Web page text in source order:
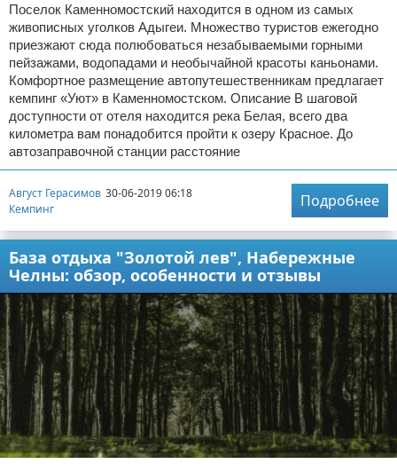
Поселок Каменномостский находится в одном из самых
живописных уголков Адыгеи. Множество туристов ежегодно
приезжают сюда полюбоваться незабываемыми горными
пейзажами, водопадами и необычайной красоты каньонами.
Комфортное размещение автопутешественникам предлагает
кемпинг «Уют» в Каменномостском. Описание В шаговой
доступности от отеля находится река Белая, всего два
километра вам понадобится пройти к озеру Красное. До
автозаправочной станции расстояние
Август Герасимов 30-06-2019 06:18
Кемпинг
Подробнее
База отдыха "Золотой лев", Набережные
Челны: обзор, особенности и отзывы